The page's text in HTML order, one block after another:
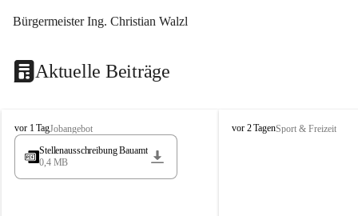
Bürgermeister Ing. Christian Walzl
Aktuelle Beiträge
S
t
s
vor 1 TagJobangebot
Stellenausschreibung Bauamt
0,4 MB
S
vor 2 TagenSport & Freizeit